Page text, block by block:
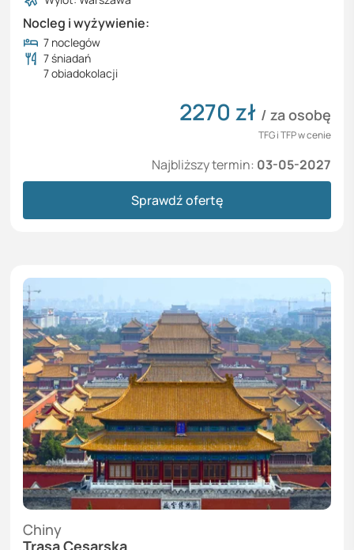
Nocleg i wyżywienie:
7 noclegów
7 śniadań
7 obiadokolacji
2270 zł / za osobę
TFG i TFP w cenie
Najbliższy termin: 03-05-2027
Sprawdź ofertę
Trasa Cesarska
Chiny